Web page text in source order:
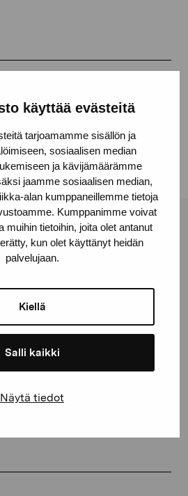
käyttää evästeitä
tarjoamamme sisällön ja
sosiaalisen median
ja kävijämäärämme
jaamme sosiaalisen median,
alan kumppaneillemme tietoja
Kumppanimme voivat
muihin tietoihin, joita olet antanut
kun olet käyttänyt heidän
palvelujaan.
Kiellä
Salli kaikki
Näytä tiedot
Foundation